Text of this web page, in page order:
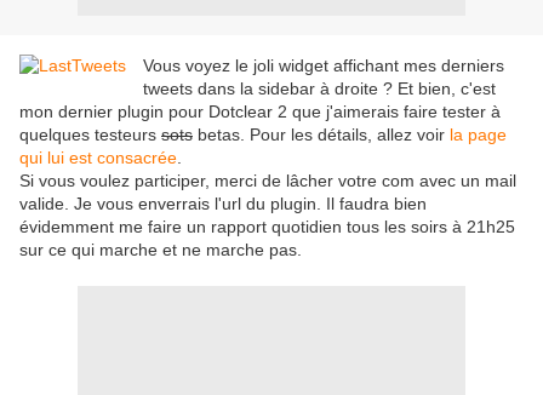
Vous voyez le joli widget affichant mes derniers
tweets dans la sidebar à droite ? Et bien, c'est
mon dernier plugin pour Dotclear 2 que j'aimerais faire tester à
quelques testeurs sots betas. Pour les détails, allez voir la page
qui lui est consacrée
Si vous voulez participer, merci de lâcher votre com avec un mail
valide. Je vous enverrais l'url du plugin. Il faudra bien
évidemment me faire un rapport quotidien tous les soirs à 21h25
sur ce qui marche et ne marche pas.